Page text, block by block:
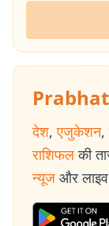
देश, एजुकेशन,
राशिफल की
न्यूज और